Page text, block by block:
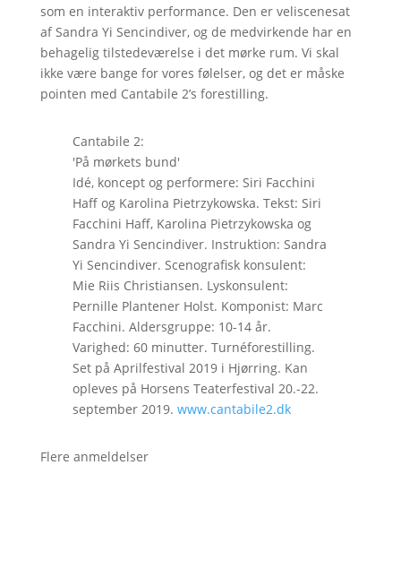
som en interaktiv performance. Den er veliscenesat
af Sandra Yi Sencindiver, og de medvirkende har en
behagelig tilstedeværelse i det mørke rum. Vi skal
ikke være bange for vores følelser, og det er måske
pointen med Cantabile 2’s forestilling.
Cantabile 2:
'På mørkets bund'
Idé, koncept og performere: Siri Facchini
Haff og Karolina Pietrzykowska. Tekst: Siri
Facchini Haff, Karolina Pietrzykowska og
Sandra Yi Sencindiver. Instruktion: Sandra
Yi Sencindiver. Scenografisk konsulent:
Mie Riis Christiansen. Lyskonsulent:
Pernille Plantener Holst. Komponist: Marc
Facchini. Aldersgruppe: 10-14 år.
Varighed: 60 minutter. Turnéforestilling.
Set på Aprilfestival 2019 i Hjørring. Kan
opleves på Horsens Teaterfestival 20.-22.
september 2019. www.cantabile2.dk
Flere anmeldelser